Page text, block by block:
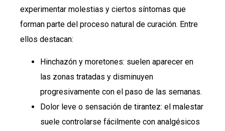
experimentar molestias y ciertos síntomas que
forman parte del proceso natural de curación. Entre
ellos destacan:
Hinchazón y moretones: suelen aparecer en
las zonas tratadas y disminuyen
progresivamente con el paso de las semanas.
Dolor leve o sensación de tirantez: el malestar
suele controlarse fácilmente con analgésicos